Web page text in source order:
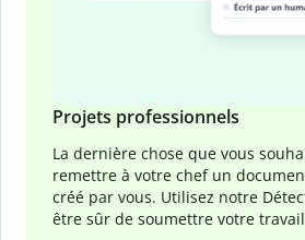
Projets professionnels
La dernière chose que vous
remettre à votre chef un
créé par vous. Utilisez notre
être sûr de soumettre votre